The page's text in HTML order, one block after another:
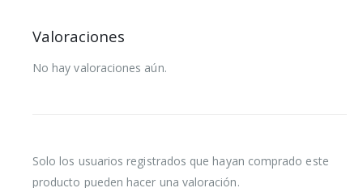
Valoraciones
No hay valoraciones aún.
Solo los usuarios registrados que hayan comprado este
producto pueden hacer una valoración.